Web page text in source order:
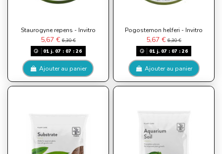
Staurogyne repens - Invitro
5,67 € 6,30 €
01 j. 07 : 07 :26
Ajouter au panier
Pogostemon helferi - Invitro
5,67 €6,30 €
01j. 07 : 07 : 26
Ajouter au panier